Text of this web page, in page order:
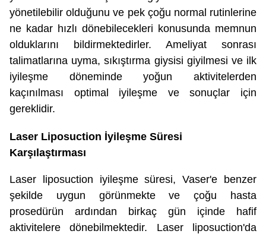
yönetilebilir olduğunu ve pek çoğu normal rutinlerine
ne kadar hızlı dönebilecekleri konusunda memnun
olduklarını bildirmektedirler. Ameliyat sonrası
talimatlarına uyma, sıkıştırma giysisi giyilmesi ve ilk
iyileşme döneminde yoğun aktivitelerden
kaçınılması optimal iyileşme ve sonuçlar için
gereklidir.
Laser Liposuction İyileşme Süresi
Karşılaştırması
Laser liposuction iyileşme süresi, Vaser'e benzer
şekilde uygun görünmekte ve çoğu hasta
prosedürün ardından birkaç gün içinde hafif
aktivitelere dönebilmektedir. Laser liposuction'da